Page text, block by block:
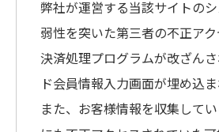
弊社が運営する当該サイトの
弱性を突いた第三者の不正アク
決済処理プログラムが改ざん
ド会員情報入力画面が埋め込ま
また、お客様情報を収集して